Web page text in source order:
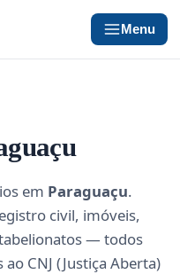
Menu
em Paraguaçu.
civil, imóveis,
— todos
CNJ (Justiça Aberta)